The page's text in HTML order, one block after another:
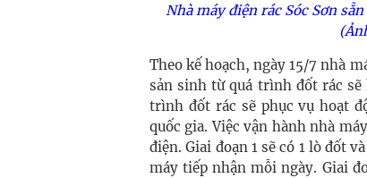
Nhà máy điện rác Sóc Sơn
Theo kế hoạch, ngày 15/7 nhà
sản sinh từ quá trình đốt rác
trình đốt rác sẽ phục vụ hoạt
quốc gia. Việc vận hành nhà
điện. Giai đoạn 1 sẽ có 1 lò đốt
máy tiếp nhận mỗi ngày. Giai